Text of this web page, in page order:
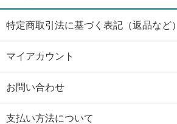
特定商取引法に基づく表記（返品など）
マイアカウント
お問い合わせ
支払い方法について